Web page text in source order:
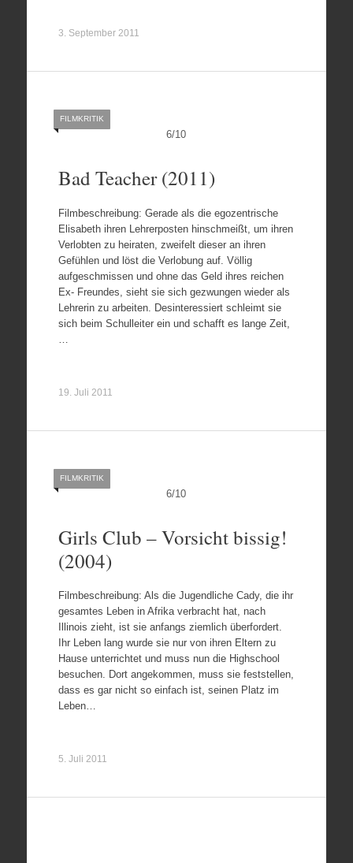
3. September 2011
6/10
FILMKRITIK
Bad Teacher (2011)
Filmbeschreibung: Gerade als die egozentrische
Elisabeth ihren Lehrerposten hinschmeißt, um ihren
Verlobten zu heiraten, zweifelt dieser an ihren
Gefühlen und löst die Verlobung auf. Völlig
aufgeschmissen und ohne das Geld ihres reichen
Ex- Freundes, sieht sie sich gezwungen wieder als
Lehrerin zu arbeiten. Desinteressiert schleimt sie
sich beim Schulleiter ein und schafft es lange Zeit,
19. Juli 2011
6/10
FILMKRITIK
Girls Club – Vorsicht bissig!
(2004)
Filmbeschreibung: Als die Jugendliche Cady, die ihr
gesamtes Leben in Afrika verbracht hat, nach
Illinois zieht, ist sie anfangs ziemlich überfordert.
Ihr Leben lang wurde sie nur von ihren Eltern zu
Hause unterrichtet und muss nun die Highschool
besuchen. Dort angekommen, muss sie feststellen,
dass es gar nicht so einfach ist, seinen Platz im
Leben…
5. Juli 2011